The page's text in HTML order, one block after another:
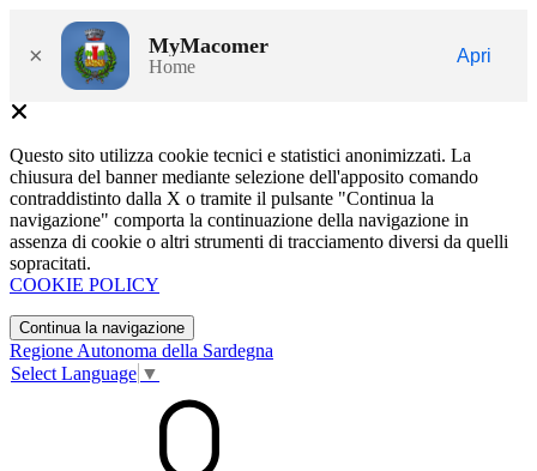
× MyMacomer
Home
Apri
Questo sito utilizza cookie tecnici e statistici anonimizzati. La
chiusura del banner mediante selezione dell'apposito comando
contraddistinto dalla X o tramite il pulsante "Continua la
navigazione" comporta la continuazione della navigazione in
assenza di cookie o altri strumenti di tracciamento diversi da quelli
sopracitati.
COOKIE POLICY
Continua la navigazione
Regione Autonoma della Sardegna
Select Language ▼